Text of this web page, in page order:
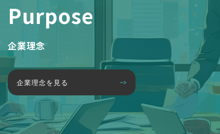
Purpose
企業理念
企業理念を見る